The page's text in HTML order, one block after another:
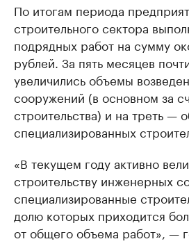
По итогам периода
строительного сектора
подрядных работ на сумму
рублей. За пять месяцев
увеличились объемы
сооружений (в основном за
строительства) и на треть —
специализированных
«В текущем году активно
строительству инженерных
специализированные
долю которых приходится
от общего объема работ», —